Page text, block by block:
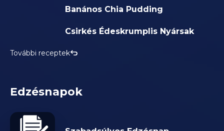
Banános Chia Pudding
Csirkés Édeskrumplis Nyársak
További receptek
Edzésnapok